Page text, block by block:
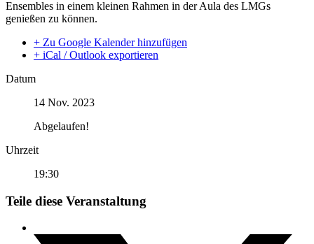
Ensembles in einem kleinen Rahmen in der Aula des LMGs
genießen zu können.
+ Zu Google Kalender hinzufügen
+ iCal / Outlook exportieren
Datum
14 Nov. 2023
Abgelaufen!
Uhrzeit
19:30
Teile diese Veranstaltung